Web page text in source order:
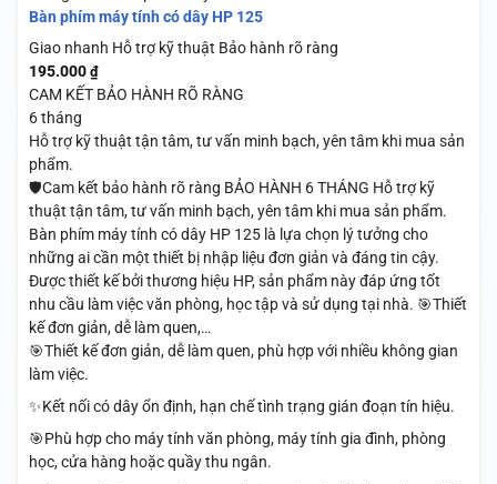
Bàn phím máy tính có dây HP 125
Giao nhanh Hỗ trợ kỹ thuật Bảo hành rõ ràng
195.000 ₫
CAM KẾT BẢO HÀNH RÕ RÀNG
6 tháng
Hỗ trợ kỹ thuật tận tâm, tư vấn minh bạch, yên tâm khi mua sản
phẩm.
🛡️Cam kết bảo hành rõ ràng BẢO HÀNH 6 THÁNG Hỗ trợ kỹ
thuật tận tâm, tư vấn minh bạch, yên tâm khi mua sản phẩm.
Bàn phím máy tính có dây HP 125 là lựa chọn lý tưởng cho
những ai cần một thiết bị nhập liệu đơn giản và đáng tin cậy.
Được thiết kế bởi thương hiệu HP, sản phẩm này đáp ứng tốt
nhu cầu làm việc văn phòng, học tập và sử dụng tại nhà. 🎯Thiết
kế đơn giản, dễ làm quen,…
🎯Thiết kế đơn giản, dễ làm quen, phù hợp với nhiều không gian
làm việc.
✨Kết nối có dây ổn định, hạn chế tình trạng gián đoạn tín hiệu.
🎯Phù hợp cho máy tính văn phòng, máy tính gia đình, phòng
học, cửa hàng hoặc quầy thu ngân.